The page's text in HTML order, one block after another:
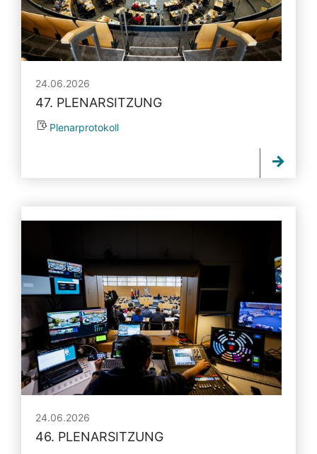
24.06.2026
47. PLENARSITZUNG
Plenarprotokoll
24.06.2026
46. PLENARSITZUNG